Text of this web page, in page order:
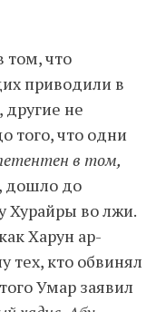
том, что
приводили в
другие не
того, что одни
в том,
дошло до
Хурайры во лжи.
Харун ар-
тех, кто обвинял
Умар заявил